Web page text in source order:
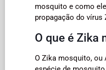
mosquito e como
propagação do vírus
O que é Zika
O Zika mosquito, ou